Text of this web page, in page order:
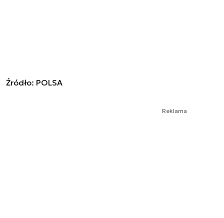
Źródło: POLSA
Reklama